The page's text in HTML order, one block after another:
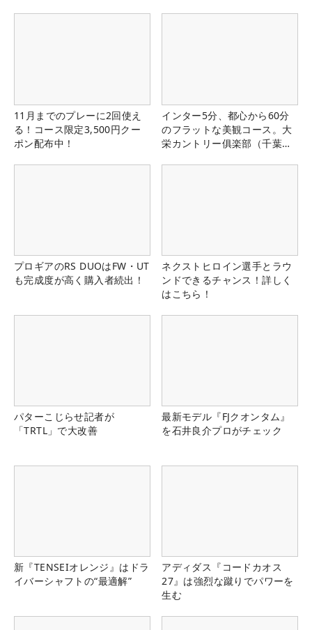
11月までのプレーに2回使え
る！コース限定3,500円クー
ポン配布中！
インター5分、都心から60分
のフラットな美観コース。大
栄カントリー俱楽部（千葉
プロギアのRS DUOはFW・UT
も完成度が高く購入者続出！
ネクストヒロイン選手とラウ
ンドできるチャンス！詳しく
はこちら！
パターこじらせ記者が
「TRTL」で大改善
最新モデル『FJクオンタム』
を石井良介プロがチェック
新『TENSEIオレンジ』はドラ
イバーシャフトの“最適解”
アディダス『コードカオス
27』は強烈な蹴りでパワーを
生む